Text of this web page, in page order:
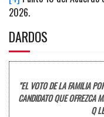
2026.
DARDOS
"EL VOTO DE LA FAMILIA
CANDIDATO QUE OFREZCA
Q